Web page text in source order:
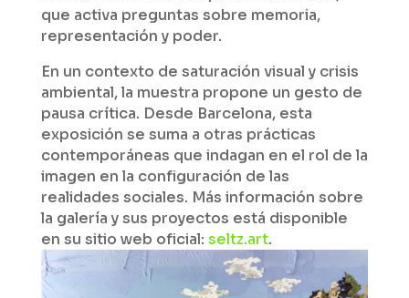
que activa preguntas sobre memoria,
representación y poder.
En un contexto de saturación visual y crisis
ambiental, la muestra propone un gesto de
pausa crítica. Desde Barcelona, esta
exposición se suma a otras prácticas
contemporáneas que indagan en el rol de la
imagen en la configuración de las
realidades sociales. Más información sobre
la galería y sus proyectos está disponible
en su sitio web oficial: seltz.art.